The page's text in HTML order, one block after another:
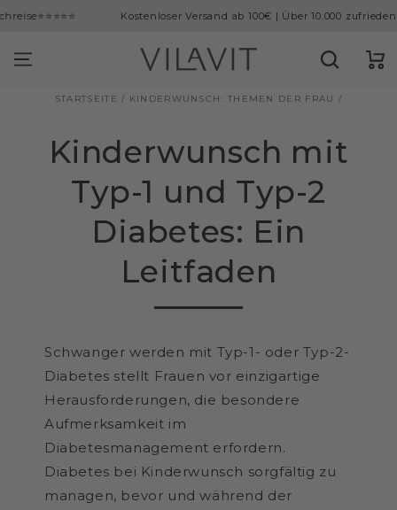
Kostenloser Versand ab 100€ | Über 10.000 zufriedene
STARTSEITE / KINDERWUNSCH: THEMEN DER FRAU /
Kinderwunsch mit
Typ-1 und Typ-2
Diabetes: Ein
Leitfaden
Schwanger werden mit Typ-1- oder Typ-2-
Diabetes stellt Frauen vor einzigartige
Herausforderungen, die besondere
Aufmerksamkeit im
Diabetesmanagement erfordern.
Diabetes bei Kinderwunsch sorgfältig zu
managen, bevor und während der